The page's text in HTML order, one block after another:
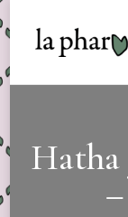
Hatha